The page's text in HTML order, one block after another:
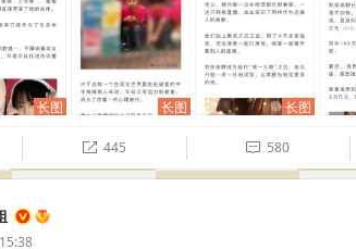
长图 长图 长图
 445  580